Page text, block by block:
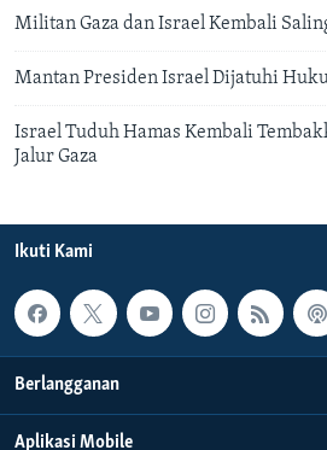
Militan Gaza dan Israel Kembali
Mantan Presiden Israel Dijatuhi
Israel Tuduh Hamas Kembali
Jalur Gaza
Ikuti Kami
Berlangganan
Aplikasi Mobile